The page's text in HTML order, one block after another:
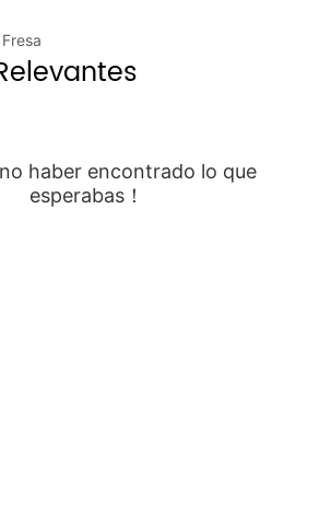
haber encontrado lo que
esperabas！